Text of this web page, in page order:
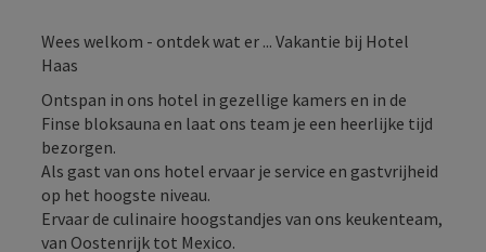
Wees welkom - ontdek wat er ... Vakantie bij Hotel
Haas
Ontspan in ons hotel in gezellige kamers en in de
Finse bloksauna en laat ons team je een heerlijke tijd
bezorgen.
Als gast van ons hotel ervaar je service en gastvrijheid
op het hoogste niveau.
Ervaar de culinaire hoogstandjes van ons keukenteam,
van Oostenrijk tot Mexico.